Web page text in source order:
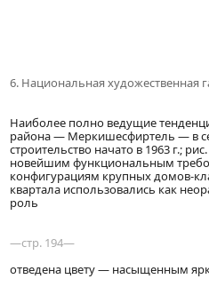
6. Национальная художественная
Наиболее полно ведущие
района — Меркишесфиртель — в
строительство начато в 1963 г.;
новейшим функциональным
конфигурациям крупных домов-
квартала использовались как
роль
—стр. 194—
отведена цвету — насыщенным